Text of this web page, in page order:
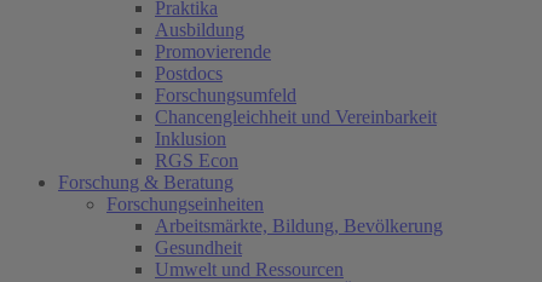
Praktika
Ausbildung
Promovierende
Postdocs
Forschungsumfeld
Chancengleichheit und Vereinbarkeit
Inklusion
RGS Econ
Forschung & Beratung
Forschungseinheiten
Arbeitsmärkte, Bildung, Bevölkerung
Gesundheit
Umwelt und Ressourcen